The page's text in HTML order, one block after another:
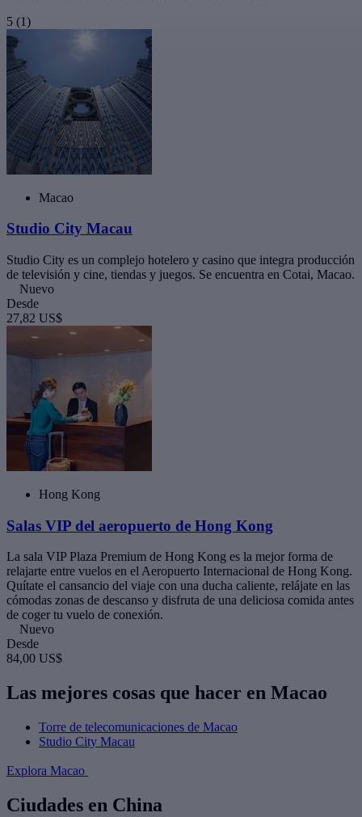
5 (1)
Macao
Studio City Macau
Studio City es un complejo hotelero y casino que integra producción
de televisión y cine, tiendas y juegos. Se encuentra en Cotai, Macao.
Nuevo
Desde
27,82 US$
Hong Kong
Salas VIP del aeropuerto de Hong Kong
La sala VIP Plaza Premium de Hong Kong es la mejor forma de
relajarte entre vuelos en el Aeropuerto Internacional de Hong Kong.
Quítate el cansancio del viaje con una ducha caliente, relájate en las
cómodas zonas de descanso y disfruta de una deliciosa comida antes
de coger tu vuelo de conexión.
Nuevo
Desde
84,00 US$
Las mejores cosas que hacer en Macao
Torre de telecomunicaciones de Macao
Studio City Macau
Explora Macao
Ciudades en China